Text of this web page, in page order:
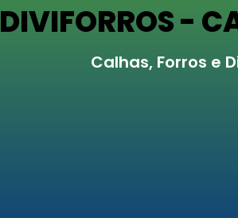
DIVIFORROS -
Calhas, Forros e